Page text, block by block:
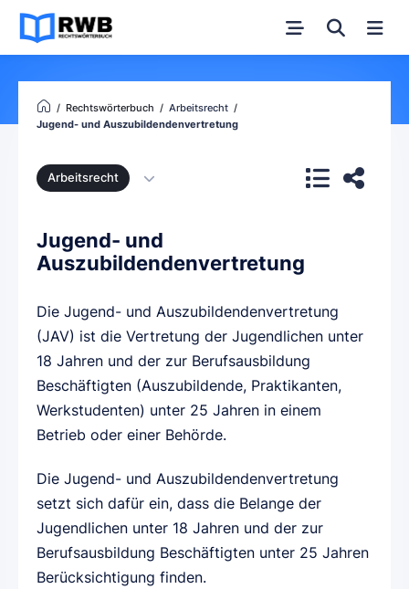
Rechtswörterbuch
Arbeitsrecht
Jugend- und Auszubildendenvertretung
Arbeitsrecht
Jugend- und
Auszubildendenvertretung
Die Jugend- und Auszubildendenvertretung
(JAV) ist die Vertretung der Jugendlichen unter
18 Jahren und der zur Berufsausbildung
Beschäftigten (Auszubildende, Praktikanten,
Werkstudenten) unter 25 Jahren in einem
Betrieb oder einer Behörde.
Die Jugend- und Auszubildendenvertretung
setzt sich dafür ein, dass die Belange der
Jugendlichen unter 18 Jahren und der zur
Berufsausbildung Beschäftigten unter 25 Jahren
Berücksichtigung finden.